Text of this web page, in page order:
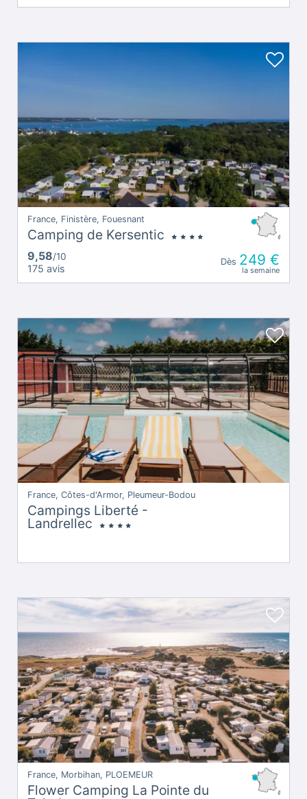
France, Finistère, Fouesnant
Camping de Kersentic
9,58/10
175 avis
Dès 249 €
la semaine
France, Côtes-d'Armor, Pleumeur-Bodou
Campings Liberté -
Landrellec
France, Morbihan, PLOEMEUR
Flower Camping La Pointe du